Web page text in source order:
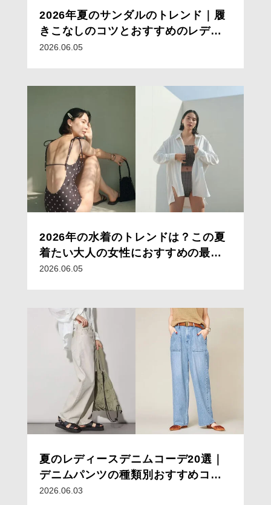
2026年夏のサンダルのトレンド｜履
きこなしのコツとおすすめのレディ
ースサンダルコーデ15選
2026.06.05
2026年の水着のトレンドは？この夏
着たい大人の女性におすすめの最新
水着
2026.06.05
夏のレディースデニムコーデ20選｜
デニムパンツの種類別おすすめコー
デと着こなしのコツ
2026.06.03